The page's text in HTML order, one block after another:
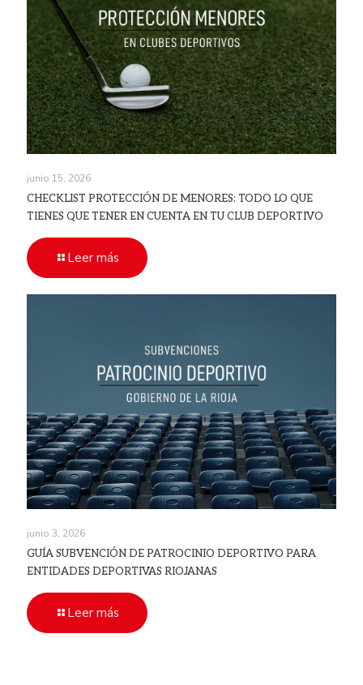
junio 15, 2026
CHECKLIST PROTECCIÓN DE MENORES: TODO LO QUE
TIENES QUE TENER EN CUENTA EN TU CLUB DEPORTIVO
Leer más
junio 3, 2026
GUÍA SUBVENCIÓN DE PATROCINIO DEPORTIVO PARA
ENTIDADES DEPORTIVAS RIOJANAS
Leer más